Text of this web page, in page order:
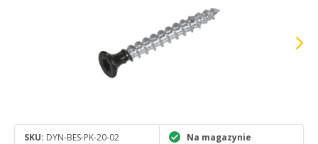
SKU: DYN-BES-PK-20-02 Na magazynie